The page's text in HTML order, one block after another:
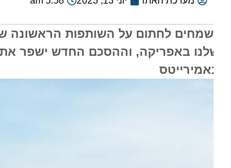
לחתום על השותפות הראשונה
באפריקה, וההסכם החדש ישפר את